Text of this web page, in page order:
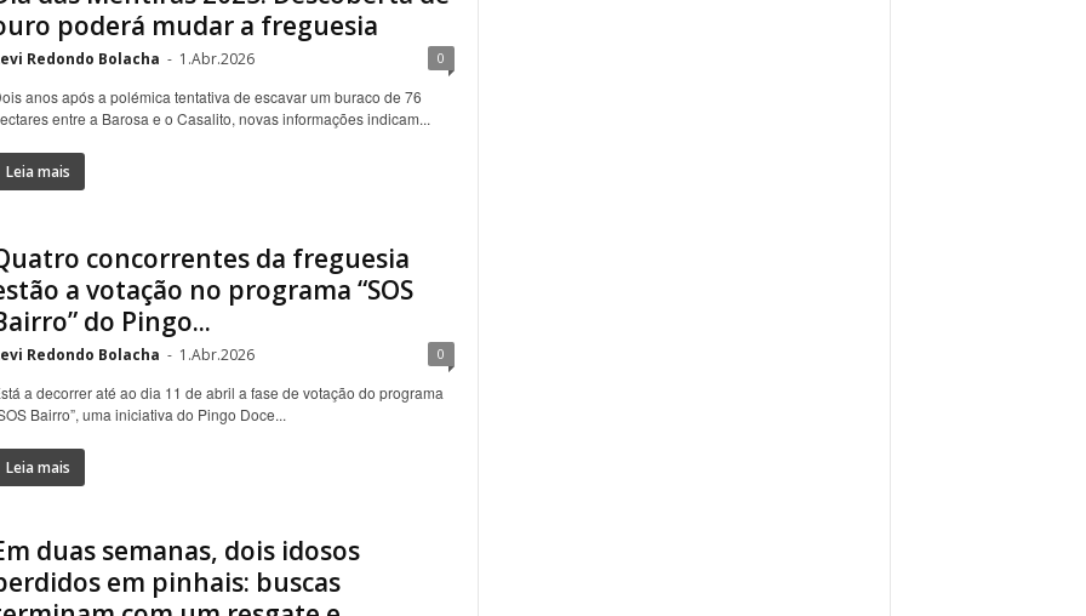
poderá mudar a freguesia
Redondo Bolacha - 1.Abr.2026 0
anos após a polémica tentativa de escavar um buraco de 76
entre a Barosa e o Casalito, novas informações indicam...
Leia mais
concorrentes da freguesia
a votação no programa “SOS
do Pingo...
Redondo Bolacha - 1.Abr.2026 0
a decorrer até ao dia 11 de abril a fase de votação do programa
Bairro”, uma iniciativa do Pingo Doce...
Leia mais
duas semanas, dois idosos
em pinhais: buscas